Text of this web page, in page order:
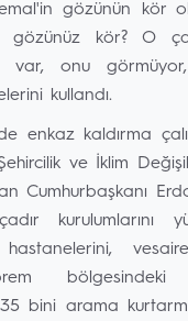
gözünün kör
kör? O
var, onu
kullandı.
enkaz kaldırma
ve İklim
Cumhurbaşkanı
kurulumlarını
bölgesindeki
35 bini arama